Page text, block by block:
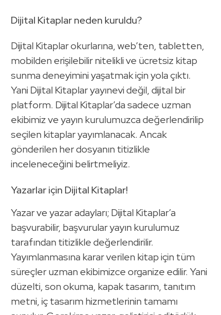
Dijital Kitaplar neden kuruldu?
Dijital Kitaplar okurlarına, web’ten, tabletten,
mobilden erişilebilir nitelikli ve ücretsiz kitap
sunma deneyimini yaşatmak için yola çıktı.
Yani Dijital Kitaplar yayınevi değil, dijital bir
platform. Dijital Kitaplar’da sadece uzman
ekibimiz ve yayın kurulumuzca değerlendirilip
seçilen kitaplar yayımlanacak. Ancak
gönderilen her dosyanın titizlikle
inceleneceğini belirtmeliyiz.
Yazarlar için Dijital Kitaplar!
Yazar ve yazar adayları; Dijital Kitaplar’a
başvurabilir, başvurular yayın kurulumuz
tarafından titizlikle değerlendirilir.
Yayımlanmasına karar verilen kitap için tüm
süreçler uzman ekibimizce organize edilir. Yani
düzelti, son okuma, kapak tasarım, tanıtım
metni, iç tasarım hizmetlerinin tamamı